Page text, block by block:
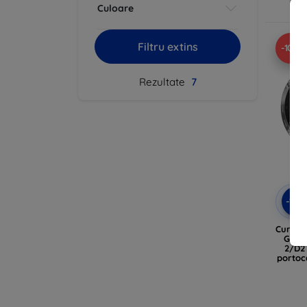
Culoare
Filtru extins
Rezultate 7
-10%
-10%
Curea
2/D2